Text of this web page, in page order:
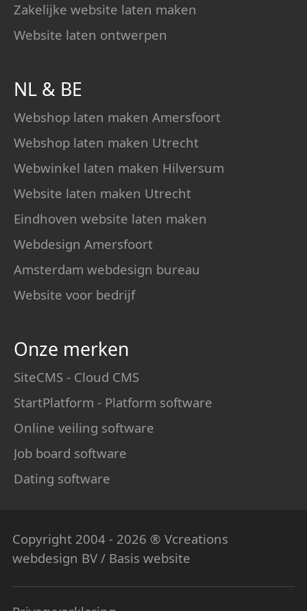
Zakelijke website laten maken
Website laten ontwerpen
NL & BE
Webshop laten maken Amersfoort
Webshop laten maken Utrecht
Webwinkel laten maken Hilversum
Website laten maken Utrecht
Eindhoven website laten maken
Webdesign Amersfoort
Amsterdam webdesign bureau
Website voor bedrijf
Onze merken
SiteCMS - Cloud CMS
StartPlatform - Platform software
Online veiling software
Job board software
Dating software
Copyright 2004 - 2026 ® Vcreations
webdesign BV / Basis website